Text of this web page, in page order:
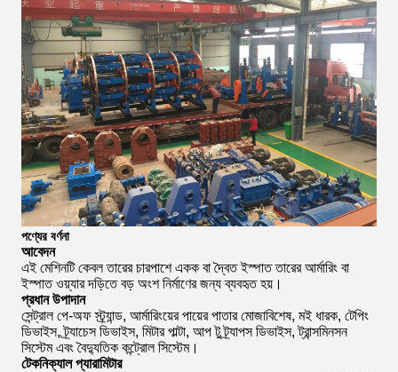
পণ্যের বর্ণনা
আবেদন
এই মেশিনটি কেবল তারের চারপাশে একক বা দ্বৈত ইস্পাত তারের আর্মারিং বা
ইস্পাত ওয়্যার দড়িতে বড় অংশ নির্মাণের জন্য ব্যবহৃত হয়।
প্রধান উপাদান
সেন্ট্রাল পে-অফ স্ট্র্যান্ড, আর্মারিংয়ের পায়ের পাতার মোজাবিশেষ, মই ধারক, টেপিং
ডিভাইস, ট্র্যাচেস ডিভাইস, মিটার পাল্টা, আপ টু ট্র্যাপস ডিভাইস, ট্রান্সমিনসন
সিস্টেম এবং বৈদ্যুতিক কন্ট্রোল সিস্টেম।
টেকনিক্যাল প্যারামিটার